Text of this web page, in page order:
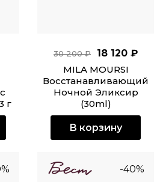
г
30 200 ₽
18 120 ₽
MILA MOURSI
Восстанавливающий
Ночной Эликсир
(30ml)
В корзину
-40%